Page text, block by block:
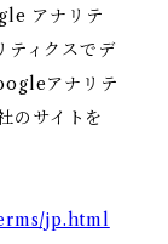
アナリテ
ティクスでデ
アナリテ
のサイトを
jp.html